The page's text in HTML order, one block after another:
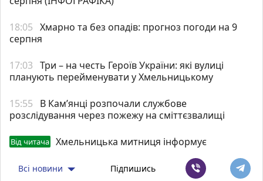
18:05 Хмарно та без опадів: прогноз погоди на 9
серпня
17:03 Три – на честь Героїв України: які вулиці
планують перейменувати у Хмельницькому
15:55
В Кам’янці розпочали службове
розслідування через пожежу на сміттєзвалищі
Від читача Хмельницька митниця інформує
Всі новини Підпишись